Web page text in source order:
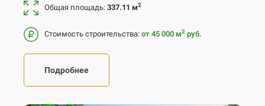
Общая площадь: 337.11 м2
Стоимость строительства: от 45 000 м2 руб.
Подробнее